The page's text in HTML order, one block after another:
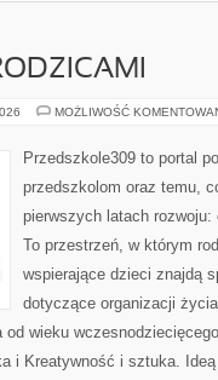
MOŻLIWOŚĆ
Przedszkole309 to portal
przedszkolom oraz temu,
pierwszych latach
To przestrzeń, w którym
wspierające dzieci znajdą
dotyczące organizacji
od wieku
i Kreatywność i sztuka.